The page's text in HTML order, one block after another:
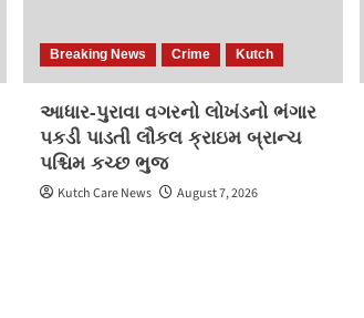
Breaking News Crime Kutch
આધાર-પુરાવા વગરનો લોખંડનો ભંગાર
પકડી પાડતી લૌકલ ક્રાઇમ બ્રાન્ચ
પશ્ચિમ કચ્છ ભુજ
Kutch Care News August 7, 2026